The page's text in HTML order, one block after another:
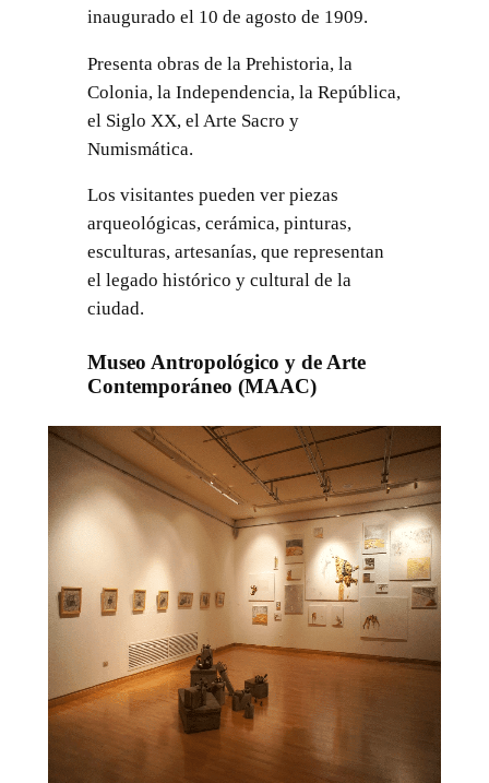
inaugurado el 10 de agosto de 1909.
Presenta obras de la Prehistoria, la
Colonia, la Independencia, la República,
el Siglo XX, el Arte Sacro y
Numismática.
Los visitantes pueden ver piezas
arqueológicas, cerámica, pinturas,
esculturas, artesanías, que representan
el legado histórico y cultural de la
ciudad.
Museo Antropológico y de Arte
Contemporáneo (MAAC)